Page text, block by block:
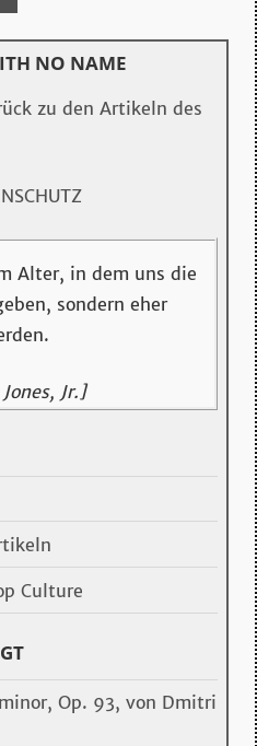
NO NAME
zu den Artikeln des
Alter, in dem uns die
sondern eher
Jr.]
Culture
Op. 93, von Dmitri